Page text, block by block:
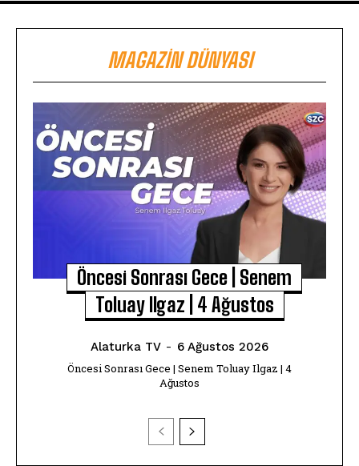
MAGAZIN DÜNYASI
Öncesi Sonrası Gece | Senem
Toluay Ilgaz | 4 Ağustos
Alaturka TV - 6 Ağustos 2026
Öncesi Sonrası Gece | Senem Toluay Ilgaz | 4
Ağustos